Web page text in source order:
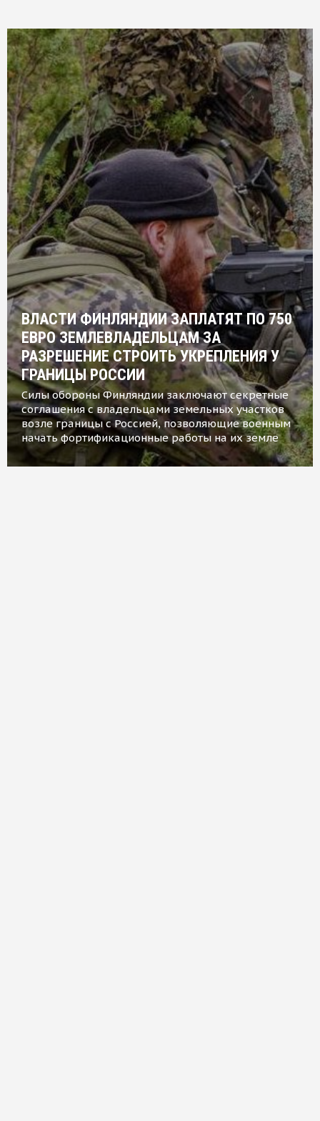
ВЛАСТИ ФИНЛЯНДИИ ЗАПЛАТЯТ ПО 750
ЕВРО ЗЕМЛЕВЛАДЕЛЬЦАМ ЗА
РАЗРЕШЕНИЕ СТРОИТЬ УКРЕПЛЕНИЯ У
ГРАНИЦЫ РОССИИ
Силы обороны Финляндии заключают секретные
соглашения с владельцами земельных участков
возле границы с Россией, позволяющие военным
начать фортификационные работы на их земле